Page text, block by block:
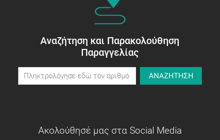
Αναζήτηση και Παρακολούθηση
Παραγγελίας
ΑΝΑΖΗΤΗΣΗ
Ακολούθησέ μας στα Social Media